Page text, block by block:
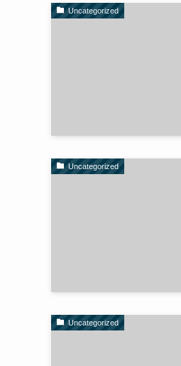
Uncategorized
Uncategorized
Uncategorized